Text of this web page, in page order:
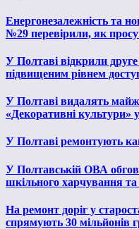
Енергонезалежність та
№29 перевірили, як
У Полтаві відкрили
підвищеним рівнем
У Полтаві видалять
«Декоративні культури»
У Полтаві ремонтують
У Полтавській ОВА
шкільного харчування
На ремонт доріг у
спрямують 30 мільйонів